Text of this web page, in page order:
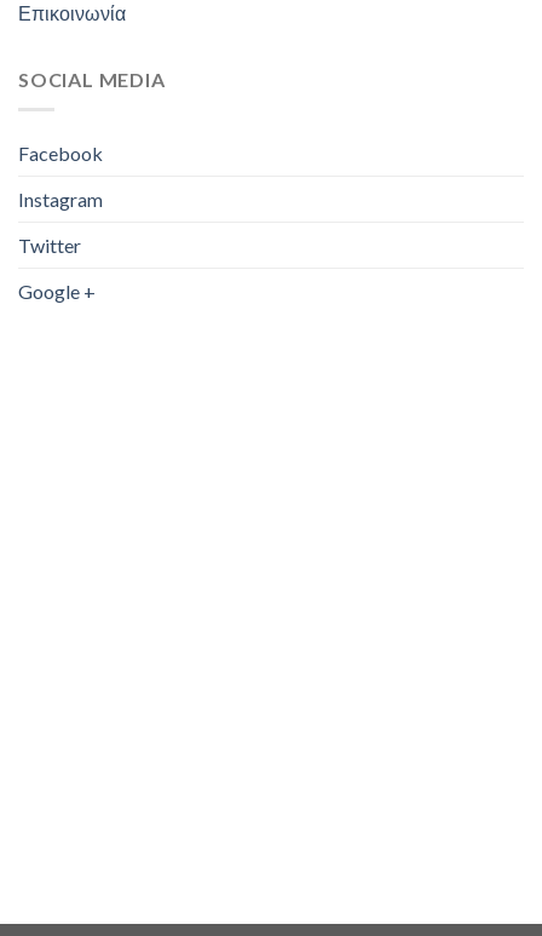
Επικοινωνία
SOCIAL MEDIA
Facebook
Instagram
Twitter
Google +